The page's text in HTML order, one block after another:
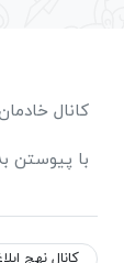
کانال
با پیوستن
کانال نهج